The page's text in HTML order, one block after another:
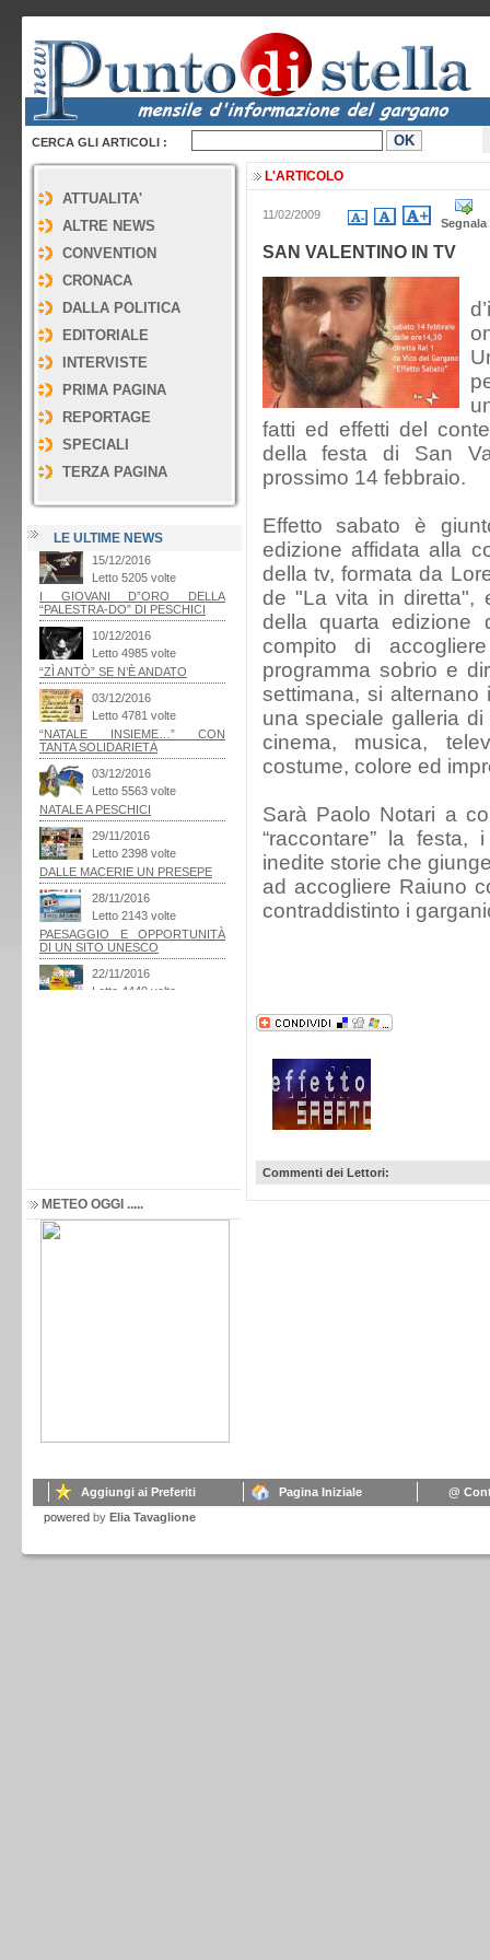
CERCA GLI ARTICOLI :
ATTUALITA'
ALTRE NEWS
CONVENTION
CRONACA
DALLA POLITICA
EDITORIALE
INTERVISTE
PRIMA PAGINA
REPORTAGE
SPECIALI
TERZA PAGINA
LE ULTIME NEWS
METEO OGGI .....
L'ARTICOLO
11/02/2009
Segnala
SAN VALENTINO IN TV
fatti ed effetti del
della festa di San
prossimo 14 febbraio.
Effetto sabato è
edizione affidata alla
della tv, formata da
de "La vita in diretta",
della quarta edizione
compito di
programma sobrio e
settimana, si
una speciale galleria
cinema, musica,
costume, colore ed
Sarà Paolo Notari a
“raccontare” la
inedite storie che
ad accogliere Raiuno
contraddistinto i
Commenti dei Lettori:
Aggiungi ai Preferiti Pagina Iniziale
@
powered by Elia Tavaglione